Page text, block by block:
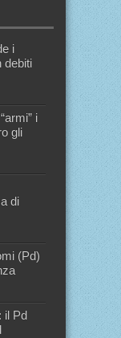
i
debiti
i
gli
di
(Pd)
il Pd